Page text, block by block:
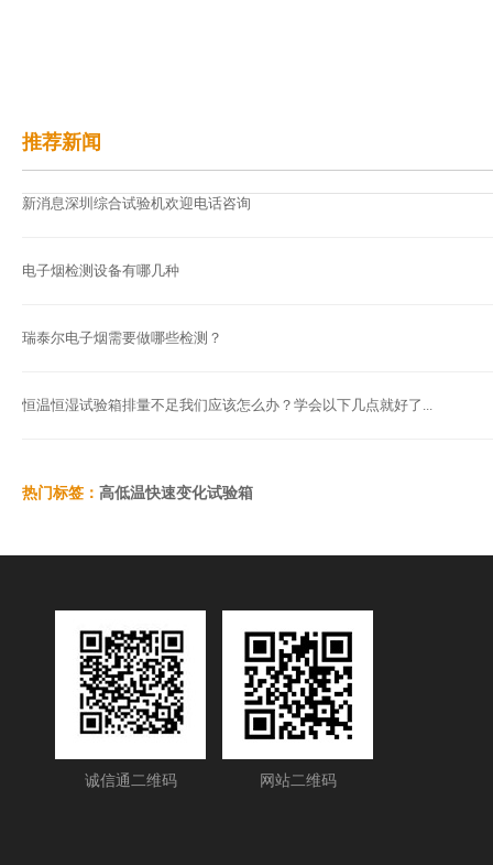
推荐新闻
新消息深圳综合试验机欢迎电话咨询
电子烟检测设备有哪几种
瑞泰尔电子烟需要做哪些检测？
恒温恒湿试验箱排量不足我们应该怎么办？学会以下几点就好了...
热门标签： 高低温快速变化试验箱
诚信通二维码 网站二维码